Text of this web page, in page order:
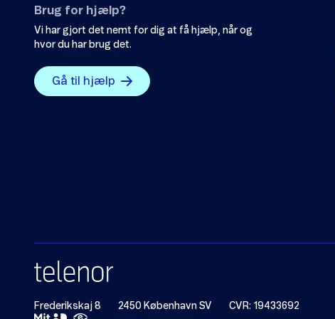
Brug for hjælp?
Vi har gjort det nemt for dig at få hjælp, når og
hvor du har brug det.
Gå til hjælp
Frederikskaj 8 2450 København SV CVR: 19433692